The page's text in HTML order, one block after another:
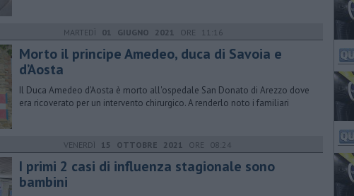
MARTEDÌ 01 GIUGNO 2021 ORE 11:16
Morto il principe Amedeo, duca di Savoia e
d’Aosta
Il Duca Amedeo d'Aosta è morto all'ospedale San Donato di Arezzo dove
era ricoverato per un intervento chirurgico. A renderlo noto i familiari
VENERDÌ 15 OTTOBRE 2021 ORE 08:24
I primi 2 casi di influenza stagionale sono
bambini